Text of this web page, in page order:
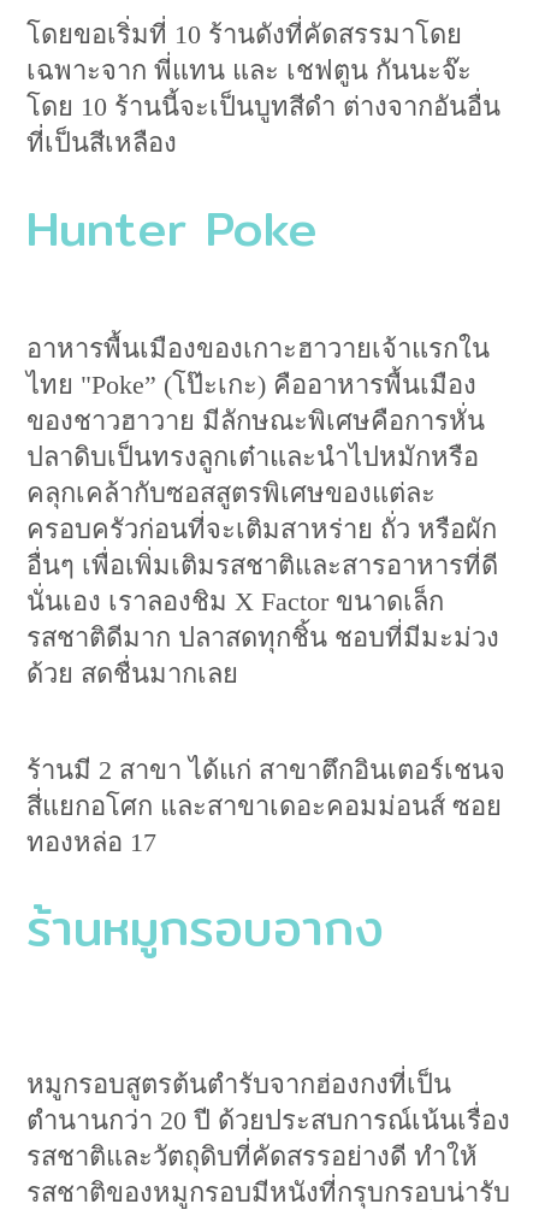
โดยขอเริ่มที่ 10 ร้านดังที่คัดสรรมาโดย
เฉพาะจาก พี่แทน และ เชฟตูน กันนะจ๊ะ
โดย 10 ร้านนี้จะเป็นบูทสีดำ ต่างจากอันอื่น
ที่เป็นสีเหลือง
Hunter Poke
อาหารพื้นเมืองของเกาะฮาวายเจ้าแรกใน
ไทย "Poke” (โป๊ะเกะ) คืออาหารพื้นเมือง
ของชาวฮาวาย มีลักษณะพิเศษคือการหั่น
ปลาดิบเป็นทรงลูกเต๋าและนำไปหมักหรือ
คลุกเคล้ากับซอสสูตรพิเศษของแต่ละ
ครอบครัวก่อนที่จะเติมสาหร่าย ถั่ว หรือผัก
อื่นๆ เพื่อเพิ่มเติมรสชาติและสารอาหารที่ดี
นั่นเอง เราลองชิม X Factor ขนาดเล็ก
รสชาติดีมาก ปลาสดทุกชิ้น ชอบที่มีมะม่วง
ด้วย สดชื่นมากเลย
ร้านมี 2 สาขา ได้แก่ สาขาตึกอินเตอร์เชนจ
สี่แยกอโศก และสาขาเดอะคอมม่อนส์ ซอย
ทองหล่อ 17
ร้านหมูกรอบอากง
หมูกรอบสูตรต้นตำรับจากฮ่องกงที่เป็น
ตำนานกว่า 20 ปี ด้วยประสบการณ์เน้นเรื่อง
รสชาติและวัตถุดิบที่คัดสรรอย่างดี ทำให้
รสชาติของหมูกรอบมีหนังที่กรุบกรอบน่ารับ